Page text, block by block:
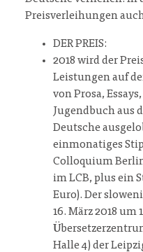
Preisverleihungen
DER PREIS:
2018 wird der
Leistungen auf
von Prosa,
Jugendbuch aus
Deutsche
einmonatiges
Colloquium
im LCB, plus ein
Euro). Der
16. März 2018 um
Halle 4) der